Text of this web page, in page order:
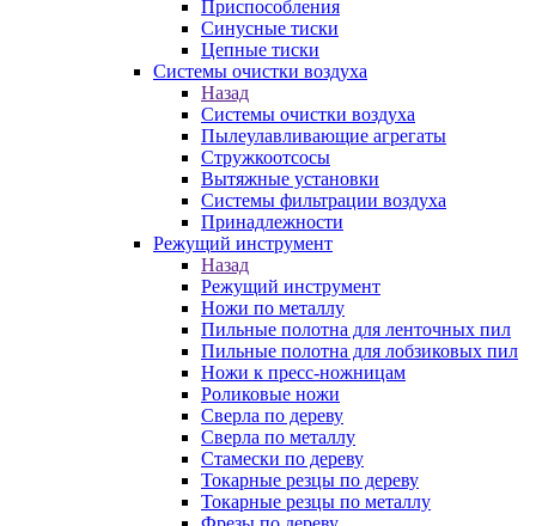
Приспособления
Синусные тиски
Цепные тиски
Системы очистки воздуха
Назад
Системы очистки воздуха
Пылеулавливающие агрегаты
Стружкоотсосы
Вытяжные установки
Системы фильтрации воздуха
Принадлежности
Режущий инструмент
Назад
Режущий инструмент
Ножи по металлу
Пильные полотна для ленточных пил
Пильные полотна для лобзиковых пил
Ножи к пресс-ножницам
Роликовые ножи
Сверла по дереву
Сверла по металлу
Стамески по дереву
Токарные резцы по дереву
Токарные резцы по металлу